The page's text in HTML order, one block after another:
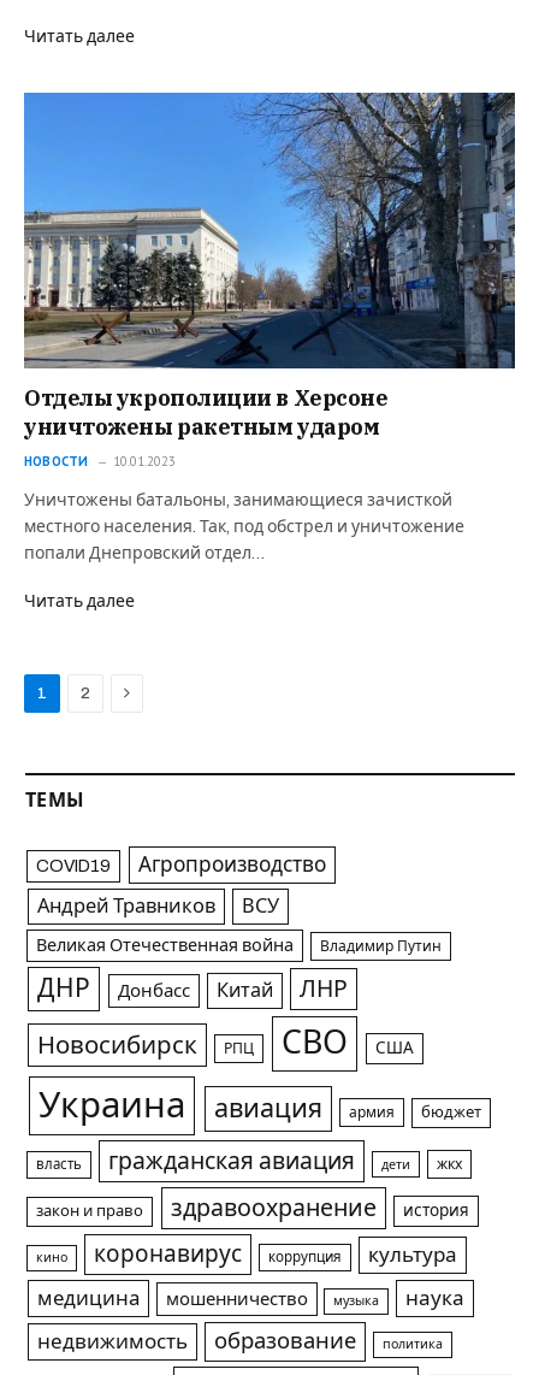
Читать далее
Отделы укрополиции в Херсоне
уничтожены ракетным ударом
НОВОСТИ 10.01.2023
Уничтожены батальоны, занимающиеся зачисткой
местного населения. Так, под обстрел и уничтожение
попали Днепровский отдел…
Читать далее
1 2 Next
ТЕМЫ
COVID19 Агропроизводство
Андрей Травников ВСУ
Великая Отечественная война Владимир Путин
ДНР Донбасс Китай ЛНР
Новосибирск РПЦ СВО США
Украина авиация армия бюджет
власть гражданская авиация дети жкх
закон и право здравоохранение история
кино коронавирус коррупция
культура
медицина
мошенничество музыка
наука
недвижимость
образование политика